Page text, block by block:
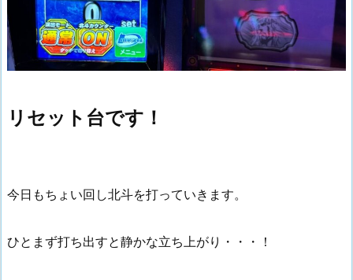
リセット台です！
今日もちょい回し北斗を打っていきます。
ひとまず打ち出すと静かな立ち上がり・・・！